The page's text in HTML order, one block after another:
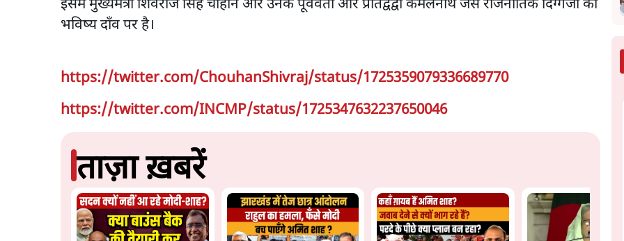
इसमें मुख्यमंत्री शिवराज सिंह चौहान और उनके पूर्ववर्ती और प्रतिद्वंद्वी कमलनाथ जैसे राजनीतिक दिग्गजों का
भविष्य दाँव पर है।
https://twitter.com/ChouhanShivraj/status/1725359079336689770
https://twitter.com/INCMP/status/1725347632237650046
ताज़ा ख़बरें